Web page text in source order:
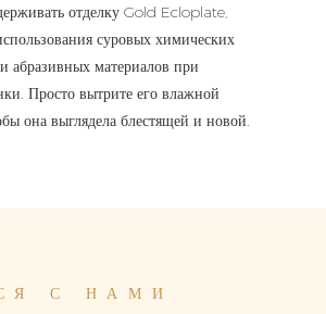
отделку Gold Ecloplate,
суровых химических
абразивных материалов при
Просто вытрите его влажной
она выглядела блестящей и новой.
С НАМИ